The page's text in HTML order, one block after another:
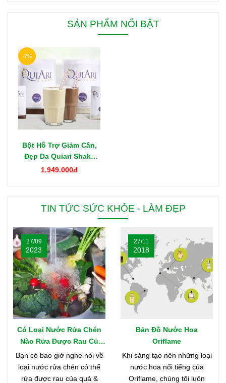
SẢN PHẨM NỔI BẬT
Bột Hỗ Trợ Giảm Cân,
Đẹp Da Quiari Shake
1000g Mỹ
1.949.000đ
-7%
TIN TỨC SỨC KHỎE - LÀM ĐẸP
Có Loại Nước Rửa Chén
Nào Rửa Được Rau Củ
Quả & Mềm Mại Với Da
Tay?
27/09
2023
Bạn có bao giờ nghe nói về
loại nước rửa chén có thể
rửa được rau của quả &
Bản Đồ Nước Hoa
Oriflame
27/11
2018
Khi sáng tạo nên những loại
nước hoa nổi tiếng của
Oriflame, chúng tôi luôn